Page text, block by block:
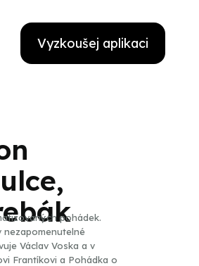
Vyzkoušej aplikaci
pohádek.
nezapomenutelné
Václav Voska a v
Frantíkovi a Pohádka o